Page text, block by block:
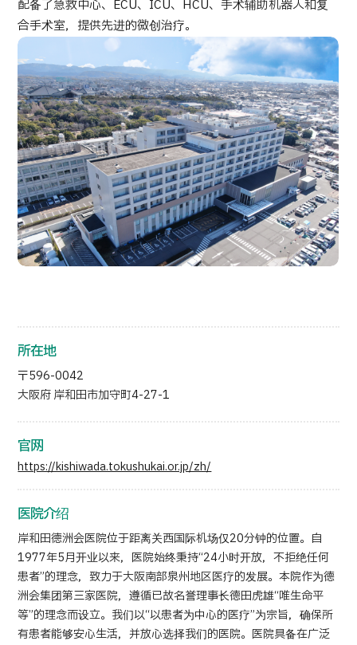
TOP
关于JMHC
面向国际患者
关于日本医疗
就诊流程
医疗项目检索
按部位・疾病搜索
按检查・术式・
内容精选
新闻
运营公司
个人信息保护政策
公司指南与政策
JTB治理
日语 英语 汉语 越南语
配备了急救中心、ECU、ICU、HCU、手术辅助机器人和复
合手术室，提供先进的微创治疗。
所在地
〒596-0042
大阪府 岸和田市加守町4-27-1
官网
https://kishiwada.tokushukai.or.jp/zh/
医院介绍
岸和田德洲会医院位于距离关西国际机场仅20分钟的位置。自
1977年5月开业以来，医院始终秉持“24小时开放，不拒绝任何
患者”的理念，致力于大阪南部泉州地区医疗的发展。本院作为德
洲会集团第三家医院，遵循已故名誉理事长德田虎雄“唯生命平
等”的理念而设立。我们以“以患者为中心的医疗”为宗旨，确保所
有患者能够安心生活，并放心选择我们的医院。医院具备在广泛